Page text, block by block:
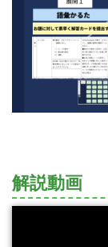
解説動画